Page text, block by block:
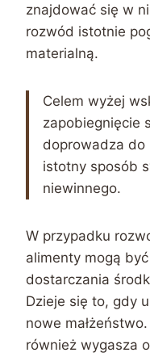
znajdować się w
rozwód istotnie
materialną.
Celem wyżej
zapobiegnięcie
doprowadza do
istotny sposób
niewinnego.
W przypadku
alimenty mogą
dostarczania
Dzieje się to, gdy
nowe
również wygasza